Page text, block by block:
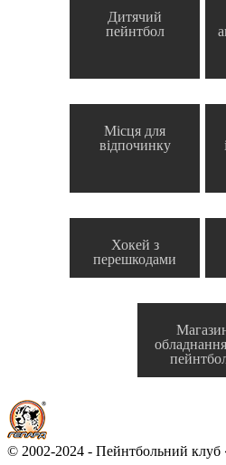
Дитячий
пейнтбол
Місця для
відпочинку
Хокей з
перешкодами
© 2002-2024 - Пейнтбольний клуб